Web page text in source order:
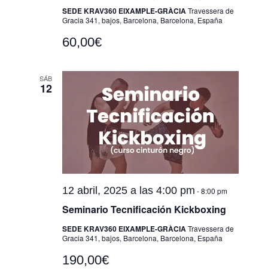
SEDE KRAV360 EIXAMPLE-GRÀCIA Travessera de
Gracia 341, bajos, Barcelona, Barcelona, España
60,00€
SÁB
12
Seminario Tecnificación Kickboxing
12 abril, 2025 a las 4:00 pm -8:00 pm
SEDE KRAV360 EIXAMPLE-GRÀCIATravessera de
Gracia 341, bajos, Barcelona, Barcelona, España
190,00€